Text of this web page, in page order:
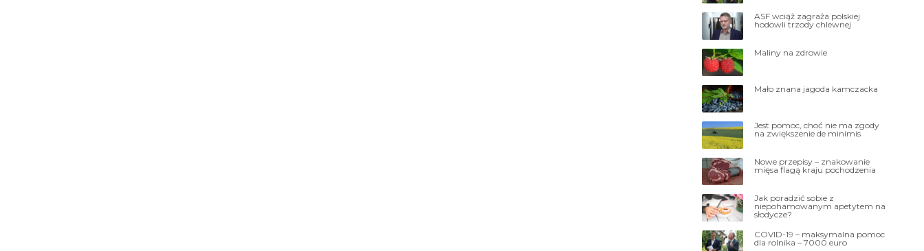
ASF wciąż zagraża polskiej
hodowli trzody chlewnej
Maliny na zdrowie
Mało znana jagoda kamczacka
Jest pomoc, choć nie ma zgody
na zwiększenie de minimis
Nowe przepisy – znakowanie
mięsa flagą kraju pochodzenia
Jak poradzić sobie z
niepohamowanym apetytem na
słodycze?
COVID-19 – maksymalna pomoc
dla rolnika – 7000 euro